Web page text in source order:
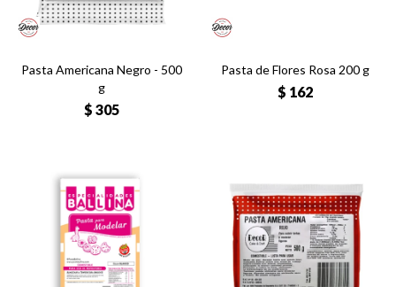
Pasta Americana Negro - 500
g
$ 305
Pasta de Flores Rosa 200 g
$ 162